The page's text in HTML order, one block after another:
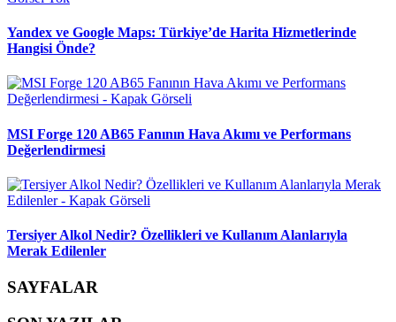
Yandex ve Google Maps: Türkiye’de Harita Hizmetlerinde
Hangisi Önde?
MSI Forge 120 AB65 Fanının Hava Akımı ve Performans
Değerlendirmesi
Tersiyer Alkol Nedir? Özellikleri ve Kullanım Alanlarıyla
Merak Edilenler
SAYFALAR